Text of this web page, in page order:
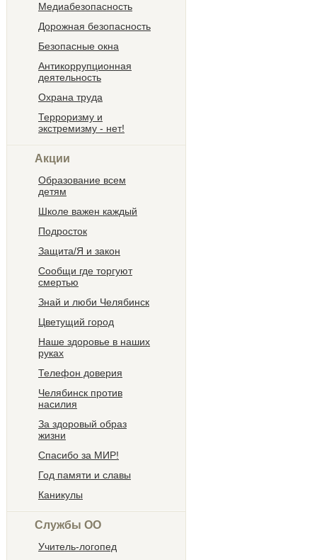
Медиабезопасность
Дорожная безопасность
Безопасные окна
Антикоррупционная
деятельность
Охрана труда
Терроризму и
экстремизму - нет!
Акции
Образование всем
детям
Школе важен каждый
Подросток
Защита/Я и закон
Сообщи где торгуют
смертью
Знай и люби Челябинск
Цветущий город
Наше здоровье в наших
руках
Телефон доверия
Челябинск против
насилия
За здоровый образ
жизни
Спасибо за МИР!
Год памяти и славы
Каникулы
Службы ОО
Учитель-логопед